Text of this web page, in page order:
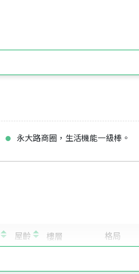
永大路商圈，生活機能一級棒。